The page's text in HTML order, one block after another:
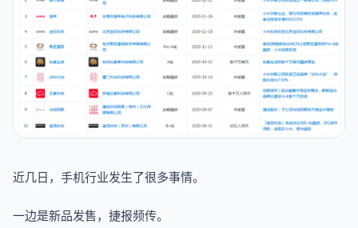
近几日，手机行业发生了很多事情。
一边是新品发售，捷报频传。